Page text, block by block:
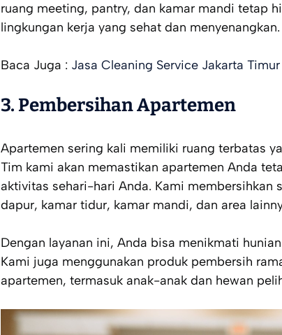
ruang meeting, pantry, dan kamar mandi tetap
lingkungan kerja yang sehat dan menyenangkan.
Baca Juga : Jasa Cleaning Service Jakarta Timur
3. Pembersihan Apartemen
Apartemen sering kali memiliki ruang terbatas
Tim kami akan memastikan apartemen Anda
aktivitas sehari-hari Anda. Kami membersihkan
dapur, kamar tidur, kamar mandi, dan area
Dengan layanan ini, Anda bisa menikmati
Kami juga menggunakan produk pembersih
apartemen, termasuk anak-anak dan hewan